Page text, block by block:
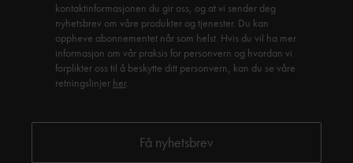
kontaktinformasjonen du gir oss, og at vi sender deg
nyhetsbrev om våre produkter og tjenester. Du kan
oppheve abonnementet når som helst. Hvis du vil ha mer
informasjon om vår praksis for personvern og hvordan vi
forplikter oss til å beskytte ditt personvern, kan du se våre
retningslinjer her.